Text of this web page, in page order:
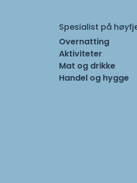
Spesialist på
Overnatting
Aktiviteter
Mat og drikke
Handel og hygge